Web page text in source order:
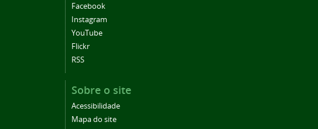
Facebook
Instagram
YouTube
Flickr
RSS
Sobre o site
Acessibilidade
Mapa do site